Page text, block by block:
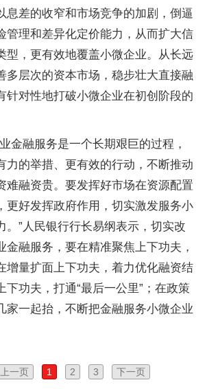
息差的收窄和市场竞争的加剧，倒逼
管理和差异化定价能力，从而扩大信
型，更有效地覆盖小微企业。从长远
多层次的资本市场，稳步壮大直接融
针对性地打破小微企业在初创阶段的
金融服务是一个长期艰巨的过程，
力的举措、更有效的行动，不断推动
难融资贵。要发挥好市场在资源配置
更好发挥政府作用，切实激发服务小
。”人民银行行长易纲表示，切实改
金融服务，要在精准聚焦上下功夫，
增量扩面上下功夫，着力优化融资结
下功夫，打通“最后一公里”；在政策
家一起抬，不断把金融服务小微企业
上一页 1 2 3 下一页